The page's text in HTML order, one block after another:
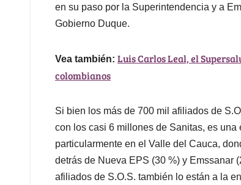
en su paso por la Superintendencia y a
Gobierno Duque.
Vea también: Luis Carlos Leal, el
colombianos
Si bien los más de 700 mil afiliados de
con los casi 6 millones de Sanitas, es
particularmente en el Valle del Cauca,
detrás de Nueva EPS (30 %) y Emssanar
afiliados de S.O.S. también lo están a la